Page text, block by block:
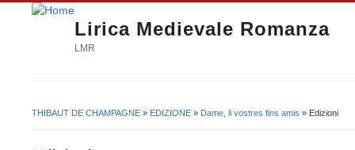
Lirica Medievale Romanza
LMR
THIBAUT DE CHAMPAGNE » EDIZIONE » Dame, li vostres fins amis » Edizioni